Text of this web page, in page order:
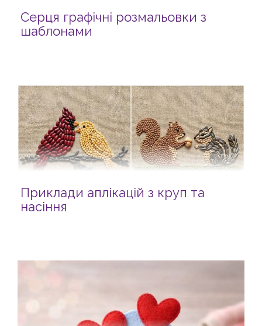
Серця графічні розмальовки з
шаблонами
Приклади аплікацій з круп та
насіння